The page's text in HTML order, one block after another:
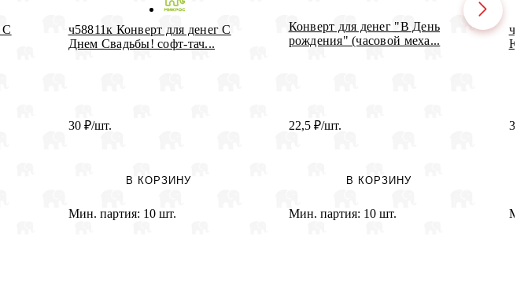
С
ч58811к Конверт для денег С
Днем Свадьбы! софт-тач...
30 ₽/шт.
В КОРЗИНУ
Мин. партия: 10 шт.
Конверт для денег "В День
рождения" (часовой меха...
22,5 ₽/шт.
В КОРЗИНУ
Мин. партия: 10 шт.
30